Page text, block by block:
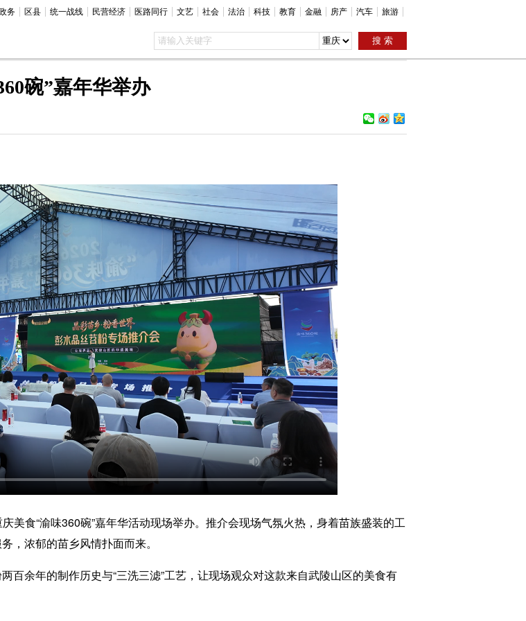
务 区县 统一战线 民营经济 医路同行 文艺 社会 法治 科技 教育 金融 房产 汽车 旅游
碗”嘉年华举办
食“渝味360碗”嘉年华活动现场举办。推介会现场气氛火热，身着苗族盛装的工
，浓郁的苗乡风情扑面而来。
余年的制作历史与“三洗三滤”工艺，让现场观众对这款来自武陵山区的美食有